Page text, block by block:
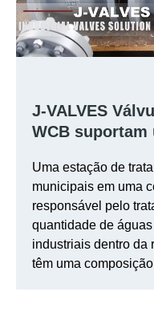
J-VALVES
WCB
Polônia
Uma estação de
municipais em uma
responsável pelo
quantidade de
industriais dentro da
têm uma